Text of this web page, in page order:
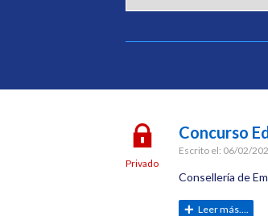
Privado
Concurso
Escrito el: 06/02/
Consellería de
Leer más....